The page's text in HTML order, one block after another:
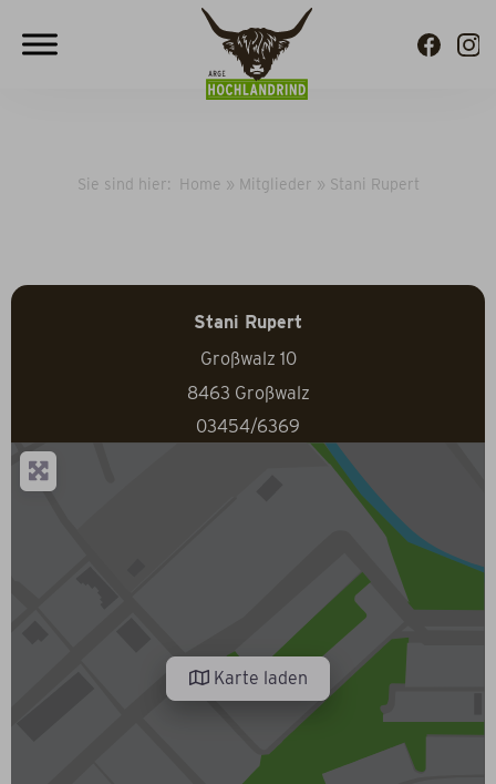
Sie sind hier: Home » Mitglieder » Stani Rupert
Stani Rupert
Großwalz 10
8463 Großwalz
03454/6369
Karte laden